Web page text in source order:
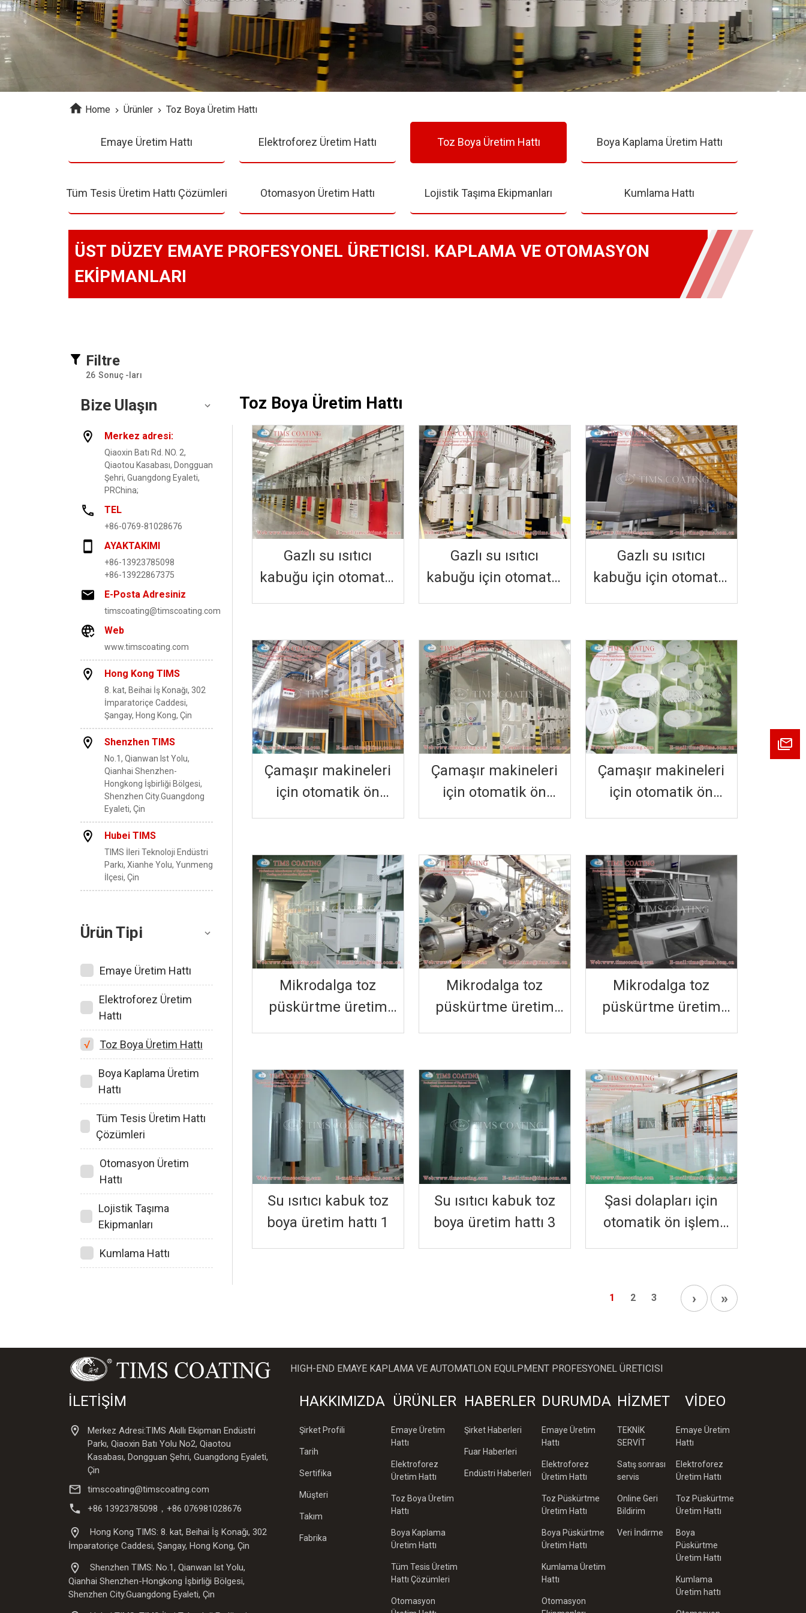
Home Ürünler Toz Boya Üretim Hattı
Emaye Üretim Hattı Elektroforez Üretim Hattı Toz Boya Üretim Hattı Boya Kaplama Üretim Hattı
Tüm Tesis Üretim Hattı Çözümleri Otomasyon Üretim Hattı Lojistik Taşıma Ekipmanları Kumlama Hattı
ÜST DÜZEY EMAYE PROFESYONEL ÜRETICISI. KAPLAMA VE OTOMASYON
EKİPMANLARI
Filtre
26 Sonuç -ları
Bize Ulaşın
Merkez adresi:
Qiaoxin Batı Rd. NO. 2,
Qiaotou Kasabası, Dongguan
Şehri, Guangdong Eyaleti,
PRChina;
TEL
+86-0769-81028676
AYAKTAKIMI
+86-13923785098
+86-13922867375
E-Posta Adresiniz
timscoating@timscoating.com
Web
www.timscoating.com
Hong Kong TIMS
8. kat, Beihai İş Konağı, 302
İmparatoriçe Caddesi,
Şangay, Hong Kong, Çin
Shenzhen TIMS
No.1, Qianwan lst Yolu,
Qianhai Shenzhen-
Hongkong İşbirliği Bölgesi,
Shenzhen City.Guangdong
Eyaleti, Çin
Hubei TIMS
TIMS İleri Teknoloji Endüstri
Parkı, Xianhe Yolu, Yunmeng
İlçesi, Çin
Ürün Tipi
Emaye Üretim Hattı
Elektroforez Üretim
Hattı
Toz Boya Üretim Hattı
Boya Kaplama Üretim
Hattı
Tüm Tesis Üretim Hattı
Çözümleri
Otomasyon Üretim
Hattı
Lojistik Taşıma
Ekipmanları
Kumlama Hattı
Toz Boya Üretim Hattı
Gazlı su ısıtıcı
kabuğu için otomatik
ön arıtma tozu
hattı
Gazlı su ısıtıcı
kabuğu için otomatik
ön arıtma tozu
hattı
Gazlı su ısıtıcı
kabuğu için otomatik
ön arıtma tozu
hattı
Çamaşır makineleri
için otomatik ön
işlem toz püskürtme
Çamaşır makineleri
için otomatik ön
işlem toz püskürtme
Çamaşır makineleri
için otomatik ön
işlem toz püskürtme
Mikrodalga toz
püskürtme üretim
hattı
Mikrodalga toz
püskürtme üretim
hattı
Mikrodalga toz
püskürtme üretim
hattı
Su ısıtıcı kabuk toz
boya üretim hattı 1
Su ısıtıcı kabuk toz
boya üretim hattı 3
Şasi dolapları için
otomatik ön işlem
1 2 3 › »
HIGH-END EMAYE KAPLAMA VE AUTOMATLON EQULPMENT PROFESYONEL ÜRETICISI
İLETİŞİM
Merkez Adresi:TIMS Akıllı Ekipman Endüstri
Parkı, Qiaoxin Batı Yolu No2, Qiaotou
Kasabası, Dongguan Şehri, Guangdong Eyaleti,
Çin
timscoating@timscoating.com
+86 13923785098，+86 076981028676
Hong Kong TIMS: 8. kat, Beihai İş Konağı, 302
İmparatoriçe Caddesi, Şangay, Hong Kong, Çin
Shenzhen TIMS: No.1, Qianwan lst Yolu,
Qianhai Shenzhen-Hongkong İşbirliği Bölgesi,
Shenzhen City.Guangdong Eyaleti, Çin
HAKKIMIZDA
Şirket Profili
Tarih
Sertifika
Müşteri
Takım
Fabrika
ÜRÜNLER
Emaye Üretim
Hattı
Elektroforez
Üretim Hattı
Toz Boya Üretim
Hattı
Boya Kaplama
Üretim Hattı
Tüm Tesis Üretim
Hattı Çözümleri
Otomasyon
HABERLER
Şirket Haberleri
Fuar Haberleri
Endüstri Haberleri
DURUMDA
Emaye Üretim
Hattı
Elektroforez
Üretim Hattı
Toz Püskürtme
Üretim Hattı
Boya Püskürtme
Üretim Hattı
Kumlama Üretim
Hattı
Otomasyon
HİZMET
TEKNİK
SERVİT
Satış sonrası
servis
Online Geri
Bildirim
Veri İndirme
VİDEO
Emaye Üretim
Hattı
Elektroforez
Üretim Hattı
Toz Püskürtme
Üretim Hattı
Boya
Püskürtme
Üretim Hattı
Kumlama
Üretim hattı